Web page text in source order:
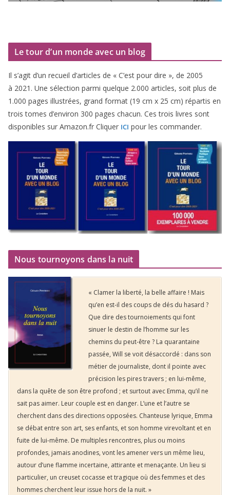
Le tour d’un monde avec un blog
Il s’agit d’un recueil d’ar­ticles de « C’est pour dire », de 2005
à 2021 . Une sélec­tion par­mi quelque 2.000 articles, soit plus de
1 .000 pages illus­trées, grand for­mat (19 cm x 25 cm) répar­tis en
trois tomes d’environ 300 pages cha­cun. Ces trois livres sont
dis­po­nibles sur Amazon​.fr Cliquer ICI pour les commander.
Nous tournoyons dans la nuit
« Clamer la liberté, la belle affaire ! Mais
qu’en est-il des coups de dés du hasard ?
Que dire des tournoiements qui font
sinuer le destin de l’homme sur les
chemins du peut-être ? La quarantaine
passée, Will se voit désaccordé : dans son
métier de journaliste, dont il pointe avec
précision les pires travers ; en lui-même,
dans la quête de son être profond ; et surtout avec Emma, qu’il ne
sait pas aimer. Leur couple est en danger. L’une et l’autre se
cherchent dans des directions opposées. Chanteuse lyrique, Emma
se débat entre son art, ses enfants, et son homme virevoltant et en
fuite de lui-même. De multiples rencontres, plus ou moins
profondes, jamais anodines, vont les amener vers un même lieu,
autour d’une flamme incertaine, attirante et menaçante. Un lieu si
particulier, un creuset cocasse et tragique où des femmes et des
hommes cherchent leur issue hors de la nuit. »